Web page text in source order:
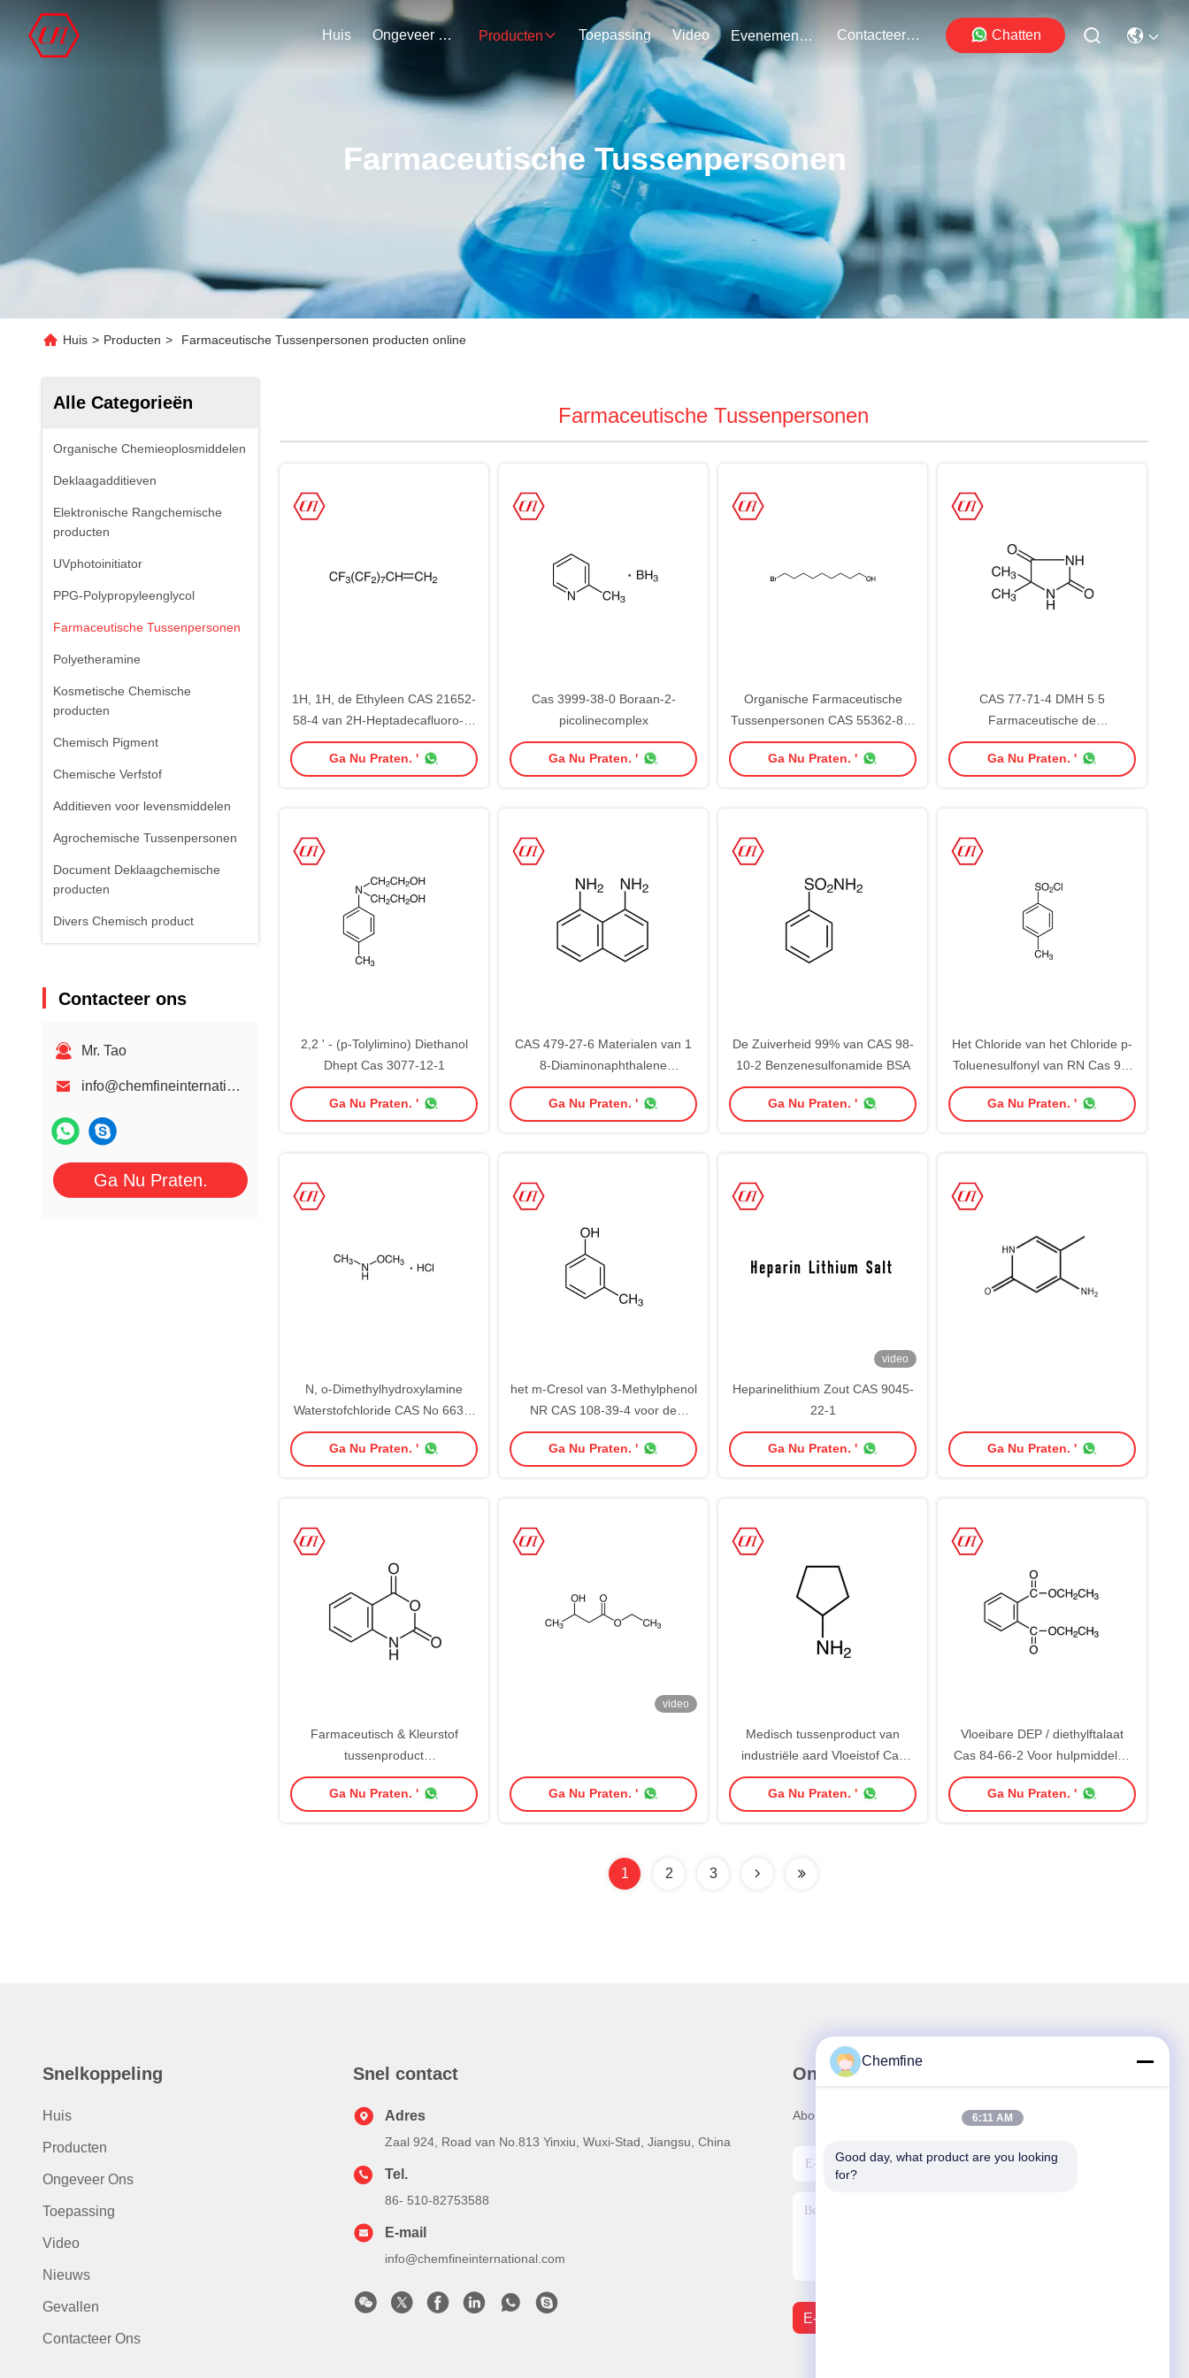
Huis Ongeveer Ons Producten Toepassing Video Evenementen Contacteer Ons Chatten
Farmaceutische Tussenpersonen
Huis > Producten > Farmaceutische Tussenpersonen producten online
Alle Categorieën
Organische Chemieoplosmiddelen
Deklaagadditieven
Elektronische Rangchemische
producten
UVphotoinitiator
PPG-Polypropyleenglycol
Farmaceutische Tussenpersonen
Polyetheramine
Kosmetische Chemische
producten
Chemisch Pigment
Chemische Verfstof
Additieven voor levensmiddelen
Agrochemische Tussenpersonen
Document Deklaagchemische
producten
Divers Chemisch product
Contacteer ons
Mr. Tao
info@chemfineinternational.com
Ga Nu Praten.
Farmaceutische Tussenpersonen
1H, 1H, de Ethyleen CAS 21652-
58-4 van 2H-Heptadecafluoro-1-
Decene Perfluorooctyl
Ga Nu Praten. '
Cas 3999-38-0 Boraan-2-
picolinecomplex
Ga Nu Praten. '
Organische Farmaceutische
Tussenpersonen CAS 55362-80-
6 9-Bromononan-1-Ol
Ga Nu Praten. '
CAS 77-71-4 DMH 5 5
Farmaceutische de
Tussenpersonenfabrikanten van
Dimethylhydantoin 99%
Ga Nu Praten. '
2,2 ' - (p-Tolylimino) Diethanol
Dhept Cas 3077-12-1
Ga Nu Praten. '
CAS 479-27-6 Materialen van 1
8-Diaminonaphthalene
Fabrikantenintermediate pharma
raw
Ga Nu Praten. '
De Zuiverheid 99% van CAS 98-
10-2 Benzenesulfonamide BSA
Ga Nu Praten. '
Het Chloride van het Chloride p-
Toluenesulfonyl van RN Cas 98-
59-9 Tosyl
Ga Nu Praten. '
N, o-Dimethylhydroxylamine
Waterstofchloride CAS No 6638-
79-5
Ga Nu Praten. '
het m-Cresol van 3-Methylphenol
NR CAS 108-39-4 voor de
Additieven van de Aromageur
Ga Nu Praten. '
video
Heparinelithium Zout CAS 9045-
22-1
Ga Nu Praten. ' Ga Nu Praten. '
Farmaceutisch & Kleurstof
tussenproduct
Isatoïnezuuranhydride CAS 118-
48-9
Ga Nu Praten. '
video
Ga Nu Praten. '
Medisch tussenproduct van
industriële aard Vloeistof Cas
1003-03-8 Cyclopentylamine
Ga Nu Praten. '
Vloeibare DEP / diethylftalaat
Cas 84-66-2 Voor hulpmiddelen
van kunststof
Ga Nu Praten. '
1 2 3
Snelkoppeling
Huis
Producten
Ongeveer Ons
Toepassing
Video
Nieuws
Gevallen
Contacteer Ons
Snel contact
Adres
Zaal 924, Road van No.813 Yinxiu, Wuxi-Stad, Jiangsu, China
Tel.
86- 510-82753588
E-mail
info@chemfineinternational.com
Onze Nieuwsbrief
Abonneer u op onze nieuwsbrief voor kortingen en meer.
E-Mail Verzenden
Chemfine
6:11 AM
Good day, what product are you looking
for?